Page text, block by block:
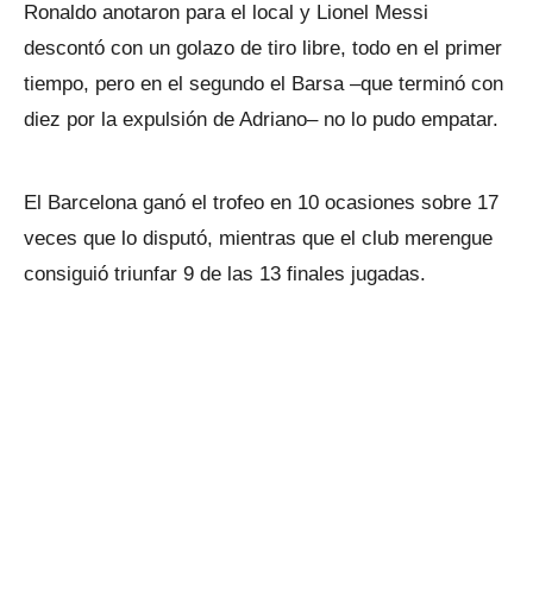
Ronaldo anotaron para el local y Lionel Messi
descontó con un golazo de tiro libre, todo en el primer
tiempo, pero en el segundo el Barsa –que terminó con
diez por la expulsión de Adriano– no lo pudo empatar.
El Barcelona ganó el trofeo en 10 ocasiones sobre 17
veces que lo disputó, mientras que el club merengue
consiguió triunfar 9 de las 13 finales jugadas.